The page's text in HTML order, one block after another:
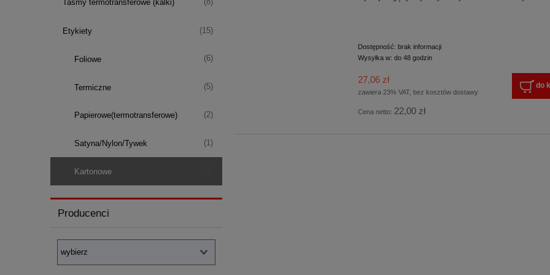
Taśmy termotransferowe (kalki)
Etykiety (15)
Foliowe (6)
Termiczne (5)
Papierowe(termotransferowe) (2)
Satyna/Nylon/Tywek (1)
Kartonowe
Producenci
Dostępność: brak informacji
Wysyłka w: do 48 godzin
27,06 zł
zawiera 23% VAT, bez kosztów dostawy
Cena netto: 22,00 zł
do